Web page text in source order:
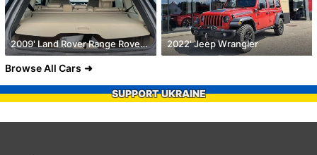
2009' Land Rover Range Rover Sport 2022' Jeep Wrangler
Browse All Cars
SUPPORT UKRAINE